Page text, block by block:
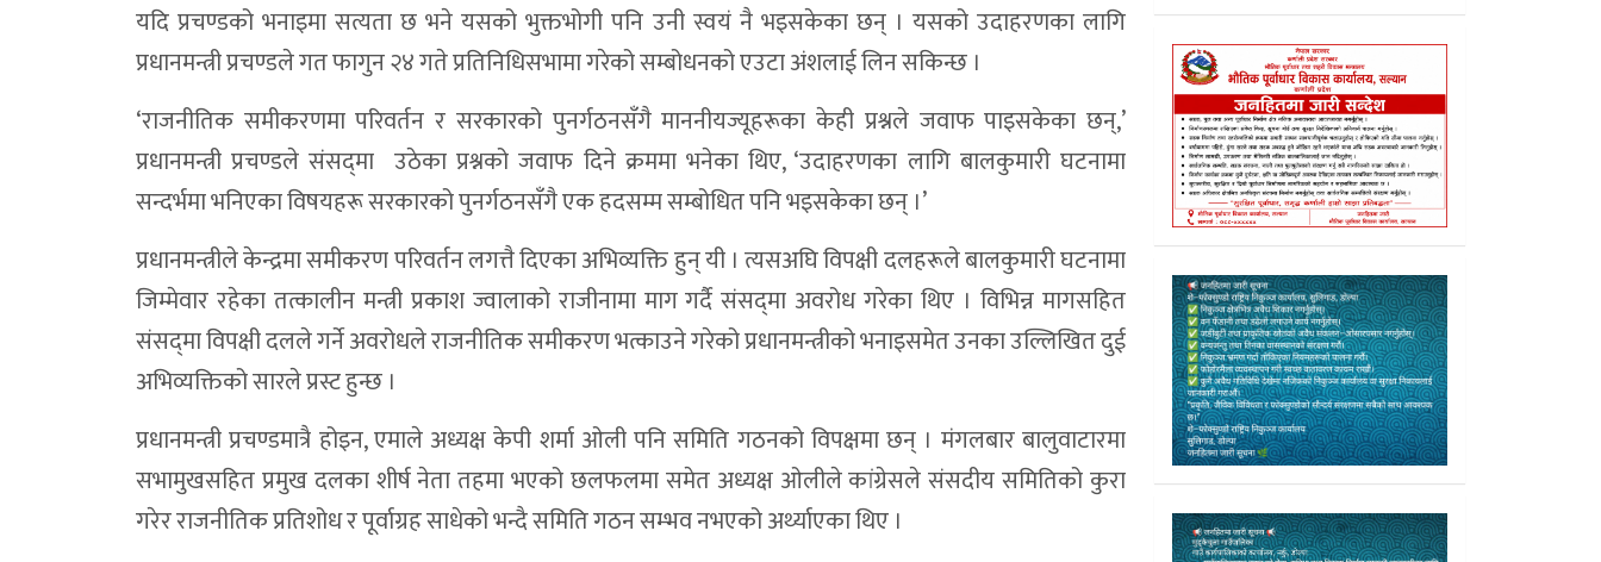
यदि प्रचण्डको भनाइमा सत्यता छ भने यसको भुक्तभोगी पनि उनी स्वयं नै भइसकेका छन् । यसको उदाहरणका लागि
प्रधानमन्त्री प्रचण्डले गत फागुन २४ गते प्रतिनिधिसभामा गरेको सम्बोधनको एउटा अंशलाई लिन सकिन्छ ।
‘राजनीतिक समीकरणमा परिवर्तन र सरकारको पुनर्गठनसँगै माननीयज्यूहरूका केही प्रश्नले जवाफ पाइसकेका छन्,’
प्रधानमन्त्री प्रचण्डले संसद‍्मा उठेका प्रश्नको जवाफ दिने क्रममा भनेका थिए, ‘उदाहरणका लागि बालकुमारी घटनामा
सन्दर्भमा भनिएका विषयहरू सरकारको पुनर्गठनसँगै एक हदसम्म सम्बोधित पनि भइसकेका छन् ।’
प्रधानमन्त्रीले केन्द्रमा समीकरण परिवर्तन लगत्तै दिएका अभिव्यक्ति हुन् यी । त्यसअघि विपक्षी दलहरूले बालकुमारी घटनामा
जिम्मेवार रहेका तत्कालीन मन्त्री प्रकाश ज्वालाको राजीनामा माग गर्दै संसद‍्मा अवरोध गरेका थिए । विभिन्न मागसहित
संसद‍्मा विपक्षी दलले गर्ने अवरोधले राजनीतिक समीकरण भत्काउने गरेको प्रधानमन्त्रीको भनाइसमेत उनका उल्लिखित दुई
अभिव्यक्तिको सारले प्रस्ट हुन्छ ।
प्रधानमन्त्री प्रचण्डमात्रै होइन, एमाले अध्यक्ष केपी शर्मा ओली पनि समिति गठनको विपक्षमा छन् । मंगलबार बालुवाटारमा
सभामुखसहित प्रमुख दलका शीर्ष नेता तहमा भएको छलफलमा समेत अध्यक्ष ओलीले कांग्रेसले संसदीय समितिको कुरा
गरेर राजनीतिक प्रतिशोध र पूर्वाग्रह साधेको भन्दै समिति गठन सम्भव नभएको अर्थ्याएका थिए ।